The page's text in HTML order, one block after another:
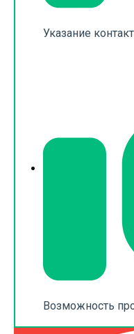
Указание
Возможность